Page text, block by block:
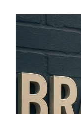
Contact Us